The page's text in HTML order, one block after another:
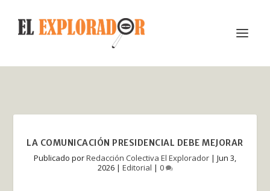
LA COMUNICACIÓN PRESIDENCIAL DEBE MEJORAR
Publicado porRedacción Colectiva El Explorador | Jun 3,
2026| Editorial | 0